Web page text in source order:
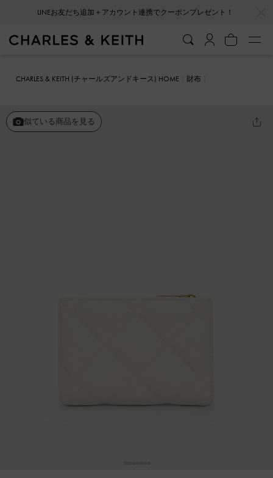
会員登録＋ニュースレター登録で10%OFFクーポンプレゼント！
CHARLES & KEITH (チャールズアンドキース) HOME
財布
似ている商品を見る